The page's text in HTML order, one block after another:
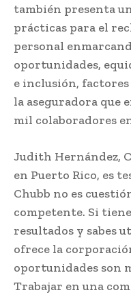
también presenta
prácticas para el
personal
oportunidades,
e inclusión,
la aseguradora que
mil colaboradores
Judith Hernández,
en Puerto Rico, es
Chubb no es
competente. Si
resultados y sabes
ofrece la
oportunidades son
Trabajar en una